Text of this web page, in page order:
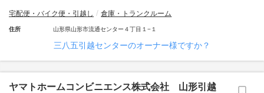
宅配便・バイク便・引越し 倉庫・トランクルーム
住所 山形県山形市流通センター４丁目１−１
三八五引越センターのオーナー様ですか？
ヤマトホームコンビニエンス株式会社 山形引越